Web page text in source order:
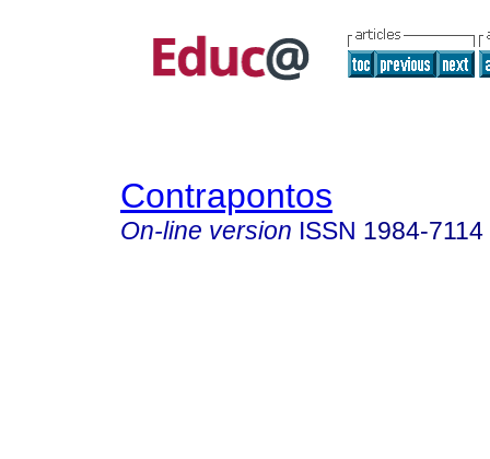
Contrapontos
On-line version ISSN 1984-7114